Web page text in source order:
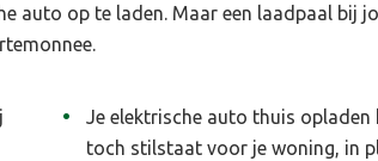
auto op te laden. Maar een laadpaal bij
Je elektrische auto thuis opladen
toch stilstaat voor je woning, in